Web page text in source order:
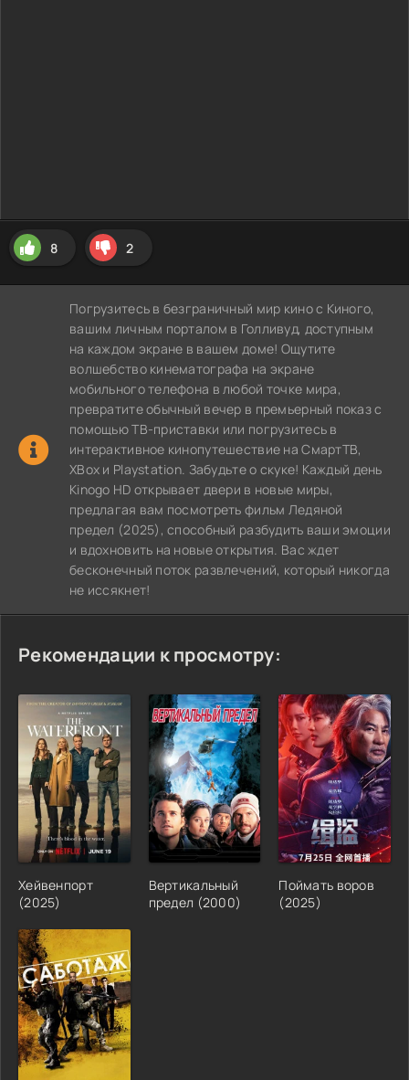
8 2
Погрузитесь в безграничный мир кино с Киного,
вашим личным порталом в Голливуд, доступным
на каждом экране в вашем доме! Ощутите
волшебство кинематографа на экране
мобильного телефона в любой точке мира,
превратите обычный вечер в премьерный показ с
помощью ТВ-приставки или погрузитесь в
интерактивное кинопутешествие на СмартТВ,
XBox и Playstation. Забудьте о скуке! Каждый день
Kinogo HD открывает двери в новые миры,
предлагая вам посмотреть фильм Ледяной
предел (2025), способный разбудить ваши эмоции
и вдохновить на новые открытия. Вас ждет
бесконечный поток развлечений, который никогда
не иссякнет!
Рекомендации к просмотру:
Хейвенпорт
(2025)
Вертикальный
предел (2000)
Поймать воров
(2025)